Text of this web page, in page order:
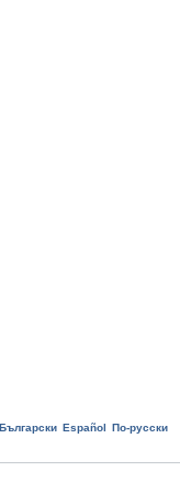
Български Еspañol
По-русски